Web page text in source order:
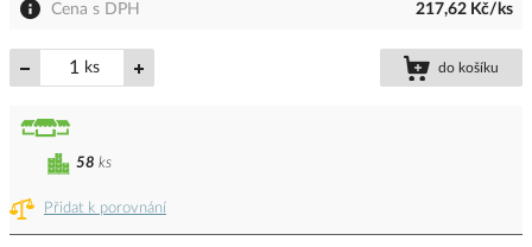
Cena s DPH 217,62 Kč/ks
ks do košíku
Přidat k porovnání
58 ks